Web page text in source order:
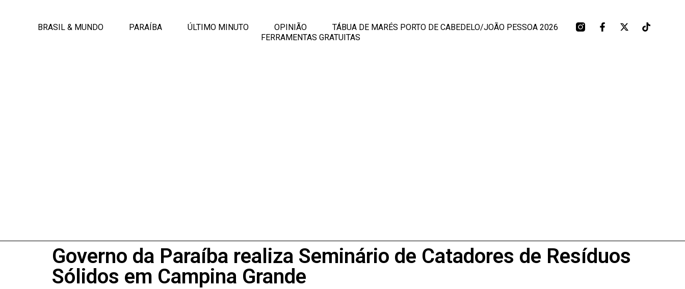
BRASIL & MUNDO PARAÍBA ÚLTIMO MINUTO OPINIÃO
TÁBUA DE MARÉS PORTO DE CABEDELO/JOÃO PESSOA 2026
FERRAMENTAS GRATUITAS
Governo da Paraíba realiza Seminário de Catadores de Resíduos
Sólidos em Campina Grande